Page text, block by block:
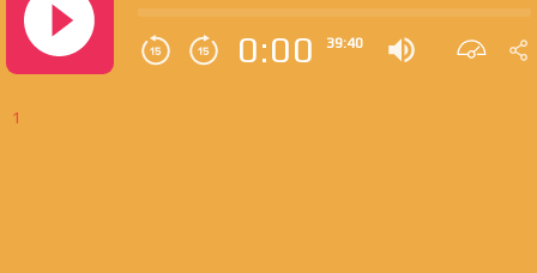
0:00 39:40
1